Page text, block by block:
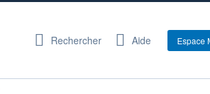
Rechercher Aide Espace